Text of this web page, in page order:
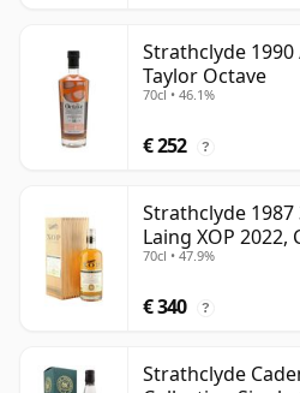
Strathclyde
Taylor Octave
70cl • 46.1%
€ 252 ?
Strathclyde
Laing XOP 2022,
70cl • 47.9%
€ 340 ?
Strathclyde